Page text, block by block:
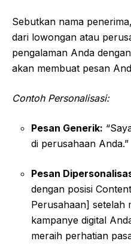
Sebutkan nama
dari lowongan atau
pengalaman Anda
akan membuat pesan
Contoh Personalisasi:
Pesan Generik:
di perusahaan Anda.”
Pesan
dengan posisi
Perusahaan] setelah
kampanye digital
meraih perhatian